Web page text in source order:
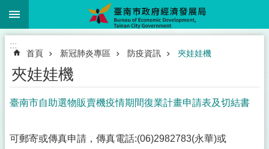
跳到主要內容區塊
:::
首頁 新冠肺炎專區 防疫資訊 夾娃娃機
夾娃娃機
臺南市自助選物販賣機疫情期間復業計畫申請表及切結書
可郵寄或傳真申請，傳真電話:(06)2982783(永華)或